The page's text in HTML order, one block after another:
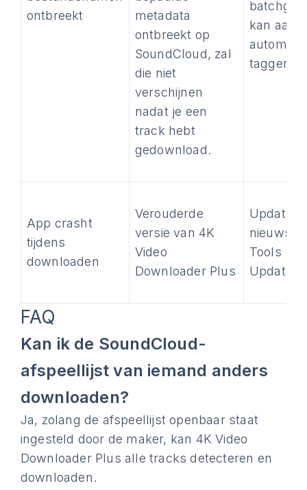
ontbreekt
metadata
ontbreekt op
SoundCloud, zal
die niet
verschijnen
nadat je een
track hebt
gedownload.
kan
taggen
App crasht
tijdens
downloaden
Verouderde
versie van 4K
Video
Downloader Plus
Update
nieuwste
Tools →
Updates
FAQ
Kan ik de SoundCloud-
afspeellijst van iemand anders
downloaden?
Ja, zolang de afspeellijst openbaar staat
ingesteld door de maker, kan 4K Video
Downloader Plus alle tracks detecteren en
downloaden.